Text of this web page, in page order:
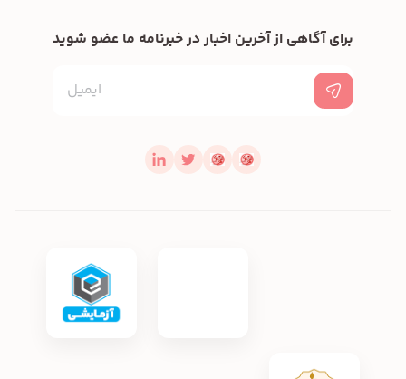
برای آگاهی از آخرین اخبار در خبرنامه ما عضو شوید